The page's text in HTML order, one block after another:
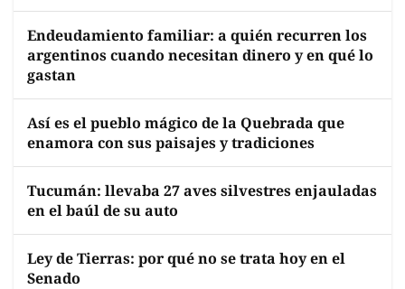
Endeudamiento familiar: a quién recurren los
argentinos cuando necesitan dinero y en qué lo
gastan
Así es el pueblo mágico de la Quebrada que
enamora con sus paisajes y tradiciones
Tucumán: llevaba 27 aves silvestres enjauladas
en el baúl de su auto
Ley de Tierras: por qué no se trata hoy en el
Senado